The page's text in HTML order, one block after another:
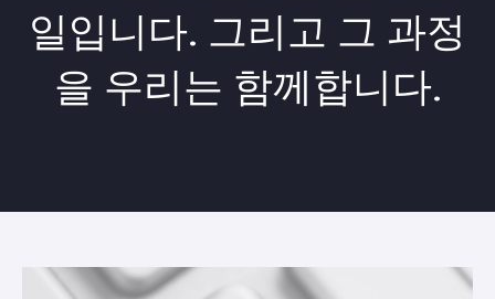
일입니다. 그리고 그 과정
을 우리는 함께합니다.